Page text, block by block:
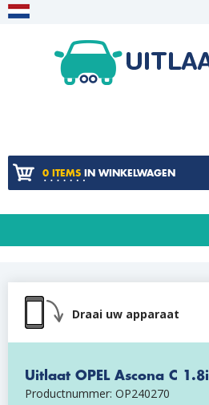
0 ITEMS IN WINKELWAGEN
Draai uw apparaat
Uitlaat OPEL Ascona C 1.8i
Productnummer: OP240270